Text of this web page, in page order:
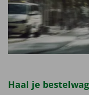
Haal je